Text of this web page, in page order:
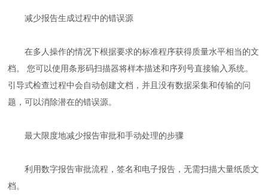
减少报告生成过程中的错误源
在多人操作的情况下根据要求的标准程序获得质量水平相当的文
档。 您可以使用条形码扫描器将样本描述和序列号直接输入系统。
引导式检查过程中会自动创建文档，并且没有数据采集和传输的问
题，可以消除潜在的错误源。
最大限度地减少报告审批和手动处理的步骤
利用数字报告审批流程，签名和电子报告，无需扫描大量纸质文
档。